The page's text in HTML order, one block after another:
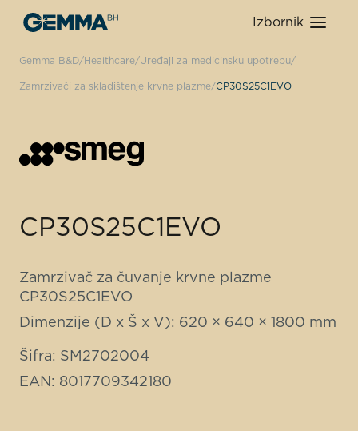
Izbornik
Gemma B&D Healthcare Uređaji za medicinsku upotrebu
Zamrzivači za skladištenje krvne plazme CP30S25C1EVO
CP30S25C1EVO
Zamrzivač za čuvanje krvne plazme
CP30S25C1EVO
Dimenzije (D x Š x V): 620 × 640 × 1800 mm
Šifra: SM2702004
EAN: 8017709342180